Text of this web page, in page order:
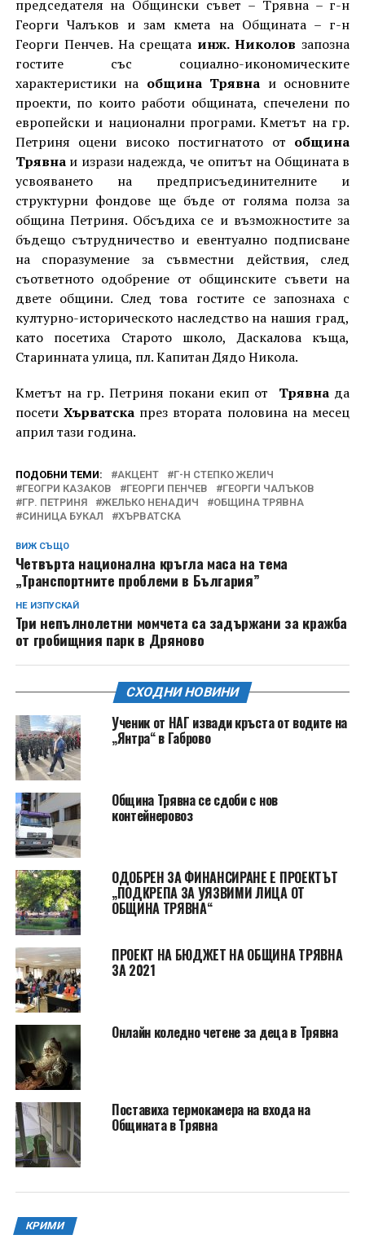
председателя на Общински съвет – Трявна – г-н
Георги Чалъков и зам кмета на Общината – г-н
Георги Пенчев. На срещата инж. Николов запозна
гостите със социално-икономическите
характеристики на община Трявна и основните
проекти, по които работи общината, спечелени по
европейски и национални програми. Кметът на гр.
Петриня оцени високо постигнатото от община
Трявнаи изрази надежда, че опитът на Общината в
усвояването на предприсъединителните и
структурни фондове ще бъде от голяма полза за
община Петриня. Обсъдиха се и възможностите за
бъдещо сътрудничество и евентуално подписване
на споразумение за съвместни действия, след
съответното одобрение от общинските съвети на
двете общини. След това гостите се запознаха с
културно-историческото наследство на нашия град,
като посетиха Старото школо, Даскалова къща,
Старинната улица, пл. Капитан Дядо Никола.
Кметът на гр. Петриня покани екип от Трявна да
посети Хърватскапрез втората половина на месец
април тази година.
ПОДОБНИ ТЕМИ: АКЦЕНТ
Г-Н СТЕПКО ЖЕЛИЧ
ГЕОГРИ КАЗАКОВ
ГЕОРГИ ПЕНЧЕВ
ГЕОРГИ ЧАЛЪКОВ
ГР. ПЕТРИНЯ
ЖЕЛЬКО НЕНАДИЧ
ОБЩИНА ТРЯВНА
СИНИЦА БУКАЛ
ХЪРВАТСКА
ВИЖ СЪЩО
Четвърта национална кръгла маса на тема
„Транспортните проблеми в България”
НЕ ИЗПУСКАЙ
Три непълнолетни момчета са задържани за кражба
от гробищния парк в Дряново
СХОДНИ НОВИНИ
Ученик от НАГ извади кръста от водите на
„Янтра“ в Габрово
Община Трявна се сдоби с нов
контейнеровоз
ОДОБРЕН ЗА ФИНАНСИРАНЕ Е ПРОЕКТЪТ
„ПОДКРЕПА ЗА УЯЗВИМИ ЛИЦА ОТ
ОБЩИНА ТРЯВНА“
ПРОЕКТ НА БЮДЖЕТ НА ОБЩИНА ТРЯВНА
ЗА 2021
Онлайн коледно четене за деца в Трявна
Поставиха термокамера на входа на
Общината в Трявна
КРИМИ